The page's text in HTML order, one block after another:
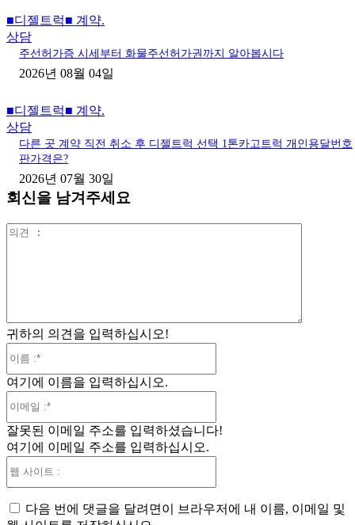
■디젤트럭■ 계약.
상담
주선허가증 시세부터 화물주선허가권까지 알아봅시다
2026년 08월 04일
■디젤트럭■ 계약.
상담
다른 곳 계약 직전 취소 후 디젤트럭 선택 1톤카고트럭 개인용달번호
판가격은?
2026년 07월 30일
회신을 남겨주세요
귀하의 의견을 입력하십시오!
여기에 이름을 입력하십시오.
일
잘못된 이메일 주소를 입력하셨습니다!
여기에 이메일 주소를 입력하십시오.
트
다음 번에 댓글을 달려면이 브라우저에 내 이름, 이메일 및